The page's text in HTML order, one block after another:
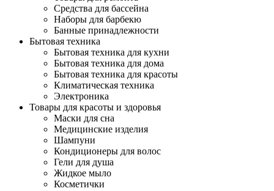
Средства для бассейна
Наборы для барбекю
Банные принадлежности
Бытовая техника
Бытовая техника для кухни
Бытовая техника для дома
Бытовая техника для красоты
Климатическая техника
Электроника
Товары для красоты и здоровья
Маски для сна
Медицинские изделия
Шампуни
Кондиционеры для волос
Гели для душа
Жидкое мыло
Косметички